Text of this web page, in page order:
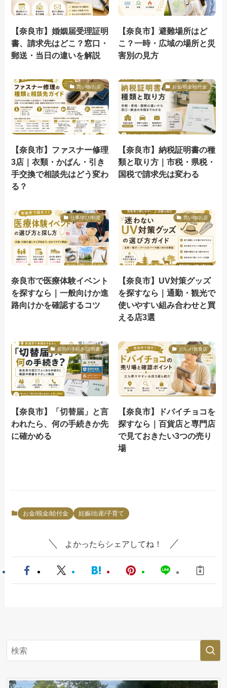
【奈良市】婚姻届受理証明
書、請求先はどこ？窓口・
郵送・当日の違いを解説
【奈良市】避難場所はど
こ？一時・広域の場所と災
害別の見方
買い物/お店
【奈良市】ファスナー修理
3店｜衣類・かばん・引き
手交換で相談先はどう変わ
る？
お金/税金/給付金
【奈良市】納税証明書の種
類と取り方｜市税・県税・
国税で請求先は変わる
仕事/学び/制度
奈良市で医療体験イベント
を探すなら｜一般向けか進
路向けかを確認するコツ
買い物/お店
【奈良市】UV対策グッズ
を探すなら｜通勤・観光で
使いやすい組み合わせと買
える店3選
役所の手続き/証明書
【奈良市】「切替届」と言
われたら、何の手続きか先
に確かめる
グルメ/飲食店
【奈良市】ドバイチョコを
探すなら｜百貨店と専門店
で見ておきたい3つの売り
場
お金/税金/給付金 妊娠/出産/子育て
よかったらシェアしてね！